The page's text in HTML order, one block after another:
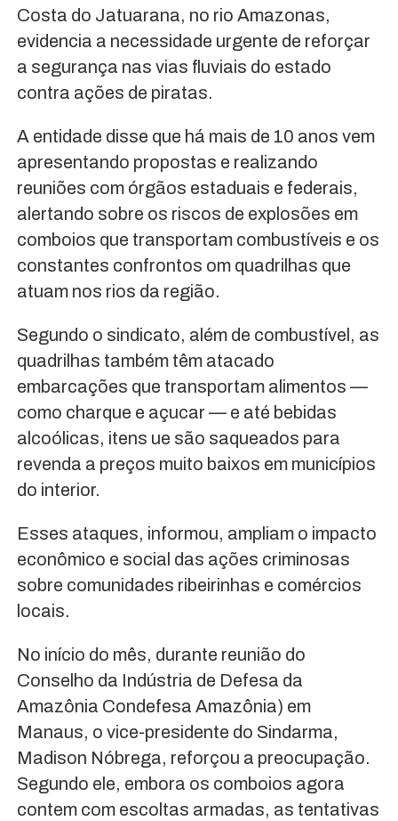
Costa do Jatuarana, no rio Amazonas,
evidencia a necessidade urgente de reforçar
a segurança nas vias fluviais do estado
contra ações de piratas.
A entidade disse que há mais de 10 anos vem
apresentando propostas e realizando
reuniões com órgãos estaduais e federais,
alertando sobre os riscos de explosões em
comboios que transportam combustíveis e os
constantes confrontos om quadrilhas que
atuam nos rios da região.
Segundo o sindicato, além de combustível, as
quadrilhas também têm atacado
embarcações que transportam alimentos —
como charque e açucar — e até bebidas
alcoólicas, itens ue são saqueados para
revenda a preços muito baixos em municípios
do interior.
Esses ataques, informou, ampliam o impacto
econômico e social das ações criminosas
sobre comunidades ribeirinhas e comércios
locais.
No início do mês, durante reunião do
Conselho da Indústria de Defesa da
Amazônia Condefesa Amazônia) em
Manaus, o vice-presidente do Sindarma,
Madison Nóbrega, reforçou a preocupação.
Segundo ele, embora os comboios agora
contem com escoltas armadas, as tentativas